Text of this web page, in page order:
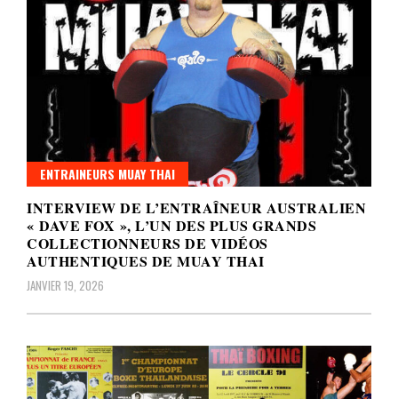
ENTRAINEURS MUAY THAI
INTERVIEW DE L’ENTRAÎNEUR AUSTRALIEN
« DAVE FOX », L’UN DES PLUS GRANDS
COLLECTIONNEURS DE VIDÉOS
AUTHENTIQUES DE MUAY THAI
JANVIER 19, 2026